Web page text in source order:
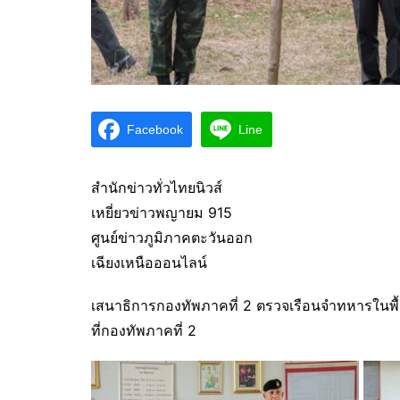
Facebook Line
สำนักข่าวทั่วไทยนิวส์
เหยี่ยวข่าวพญายม 915
ศูนย์ข่าวภูมิภาคตะวันออก
เฉียงเหนือออนไลน์
เสนาธิการกองทัพภาคที่ 2 ตรวจเรือนจำทหารใน
ที่กองทัพภาคที่ 2